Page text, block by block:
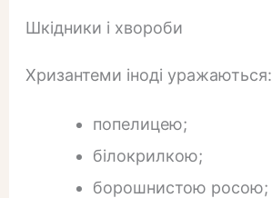
Шкідники і хвороби
Хризантеми іноді уражаються:
попелицею;
білокрилкою;
борошнистою росою;